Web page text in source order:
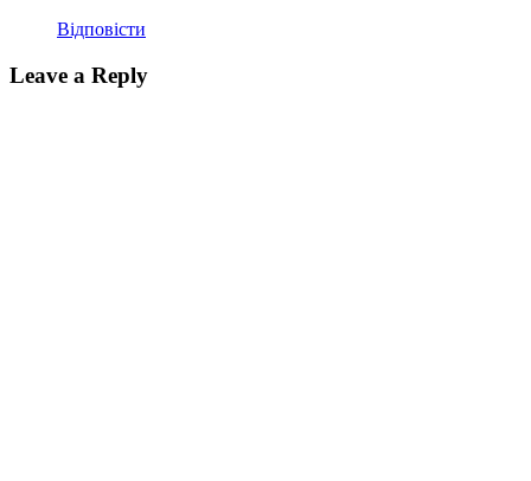
Відповіcти
Leave a Reply